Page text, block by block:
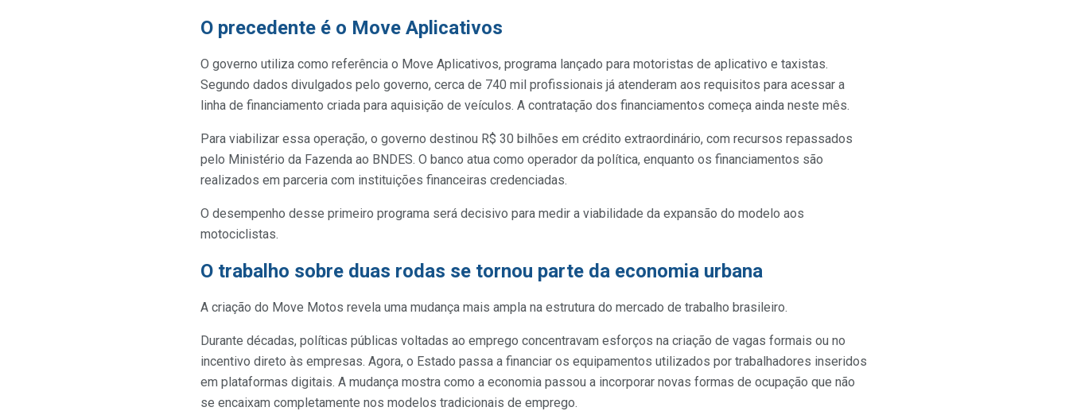
O precedente é o Move Aplicativos
O governo utiliza como referência o Move Aplicativos, programa lançado para motoristas de aplicativo e taxistas.
Segundo dados divulgados pelo governo, cerca de 740 mil profissionais já atenderam aos requisitos para acessar a
linha de financiamento criada para aquisição de veículos. A contratação dos financiamentos começa ainda neste mês.
Para viabilizar essa operação, o governo destinou R$ 30 bilhões em crédito extraordinário, com recursos repassados
pelo Ministério da Fazenda ao BNDES. O banco atua como operador da política, enquanto os financiamentos são
realizados em parceria com instituições financeiras credenciadas.
O desempenho desse primeiro programa será decisivo para medir a viabilidade da expansão do modelo aos
motociclistas.
O trabalho sobre duas rodas se tornou parte da economia urbana
A criação do Move Motos revela uma mudança mais ampla na estrutura do mercado de trabalho brasileiro.
Durante décadas, políticas públicas voltadas ao emprego concentravam esforços na criação de vagas formais ou no
incentivo direto às empresas. Agora, o Estado passa a financiar os equipamentos utilizados por trabalhadores inseridos
em plataformas digitais. A mudança mostra como a economia passou a incorporar novas formas de ocupação que não
se encaixam completamente nos modelos tradicionais de emprego.